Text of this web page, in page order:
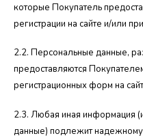
которые Покупатель
регистрации на сайте и/или
2.2. Персональные данные,
предоставляются
регистрационных форм на
2.3. Любая иная информация
данные) подлежит